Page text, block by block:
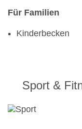
Für Familien
Kinderbecken
Sport &